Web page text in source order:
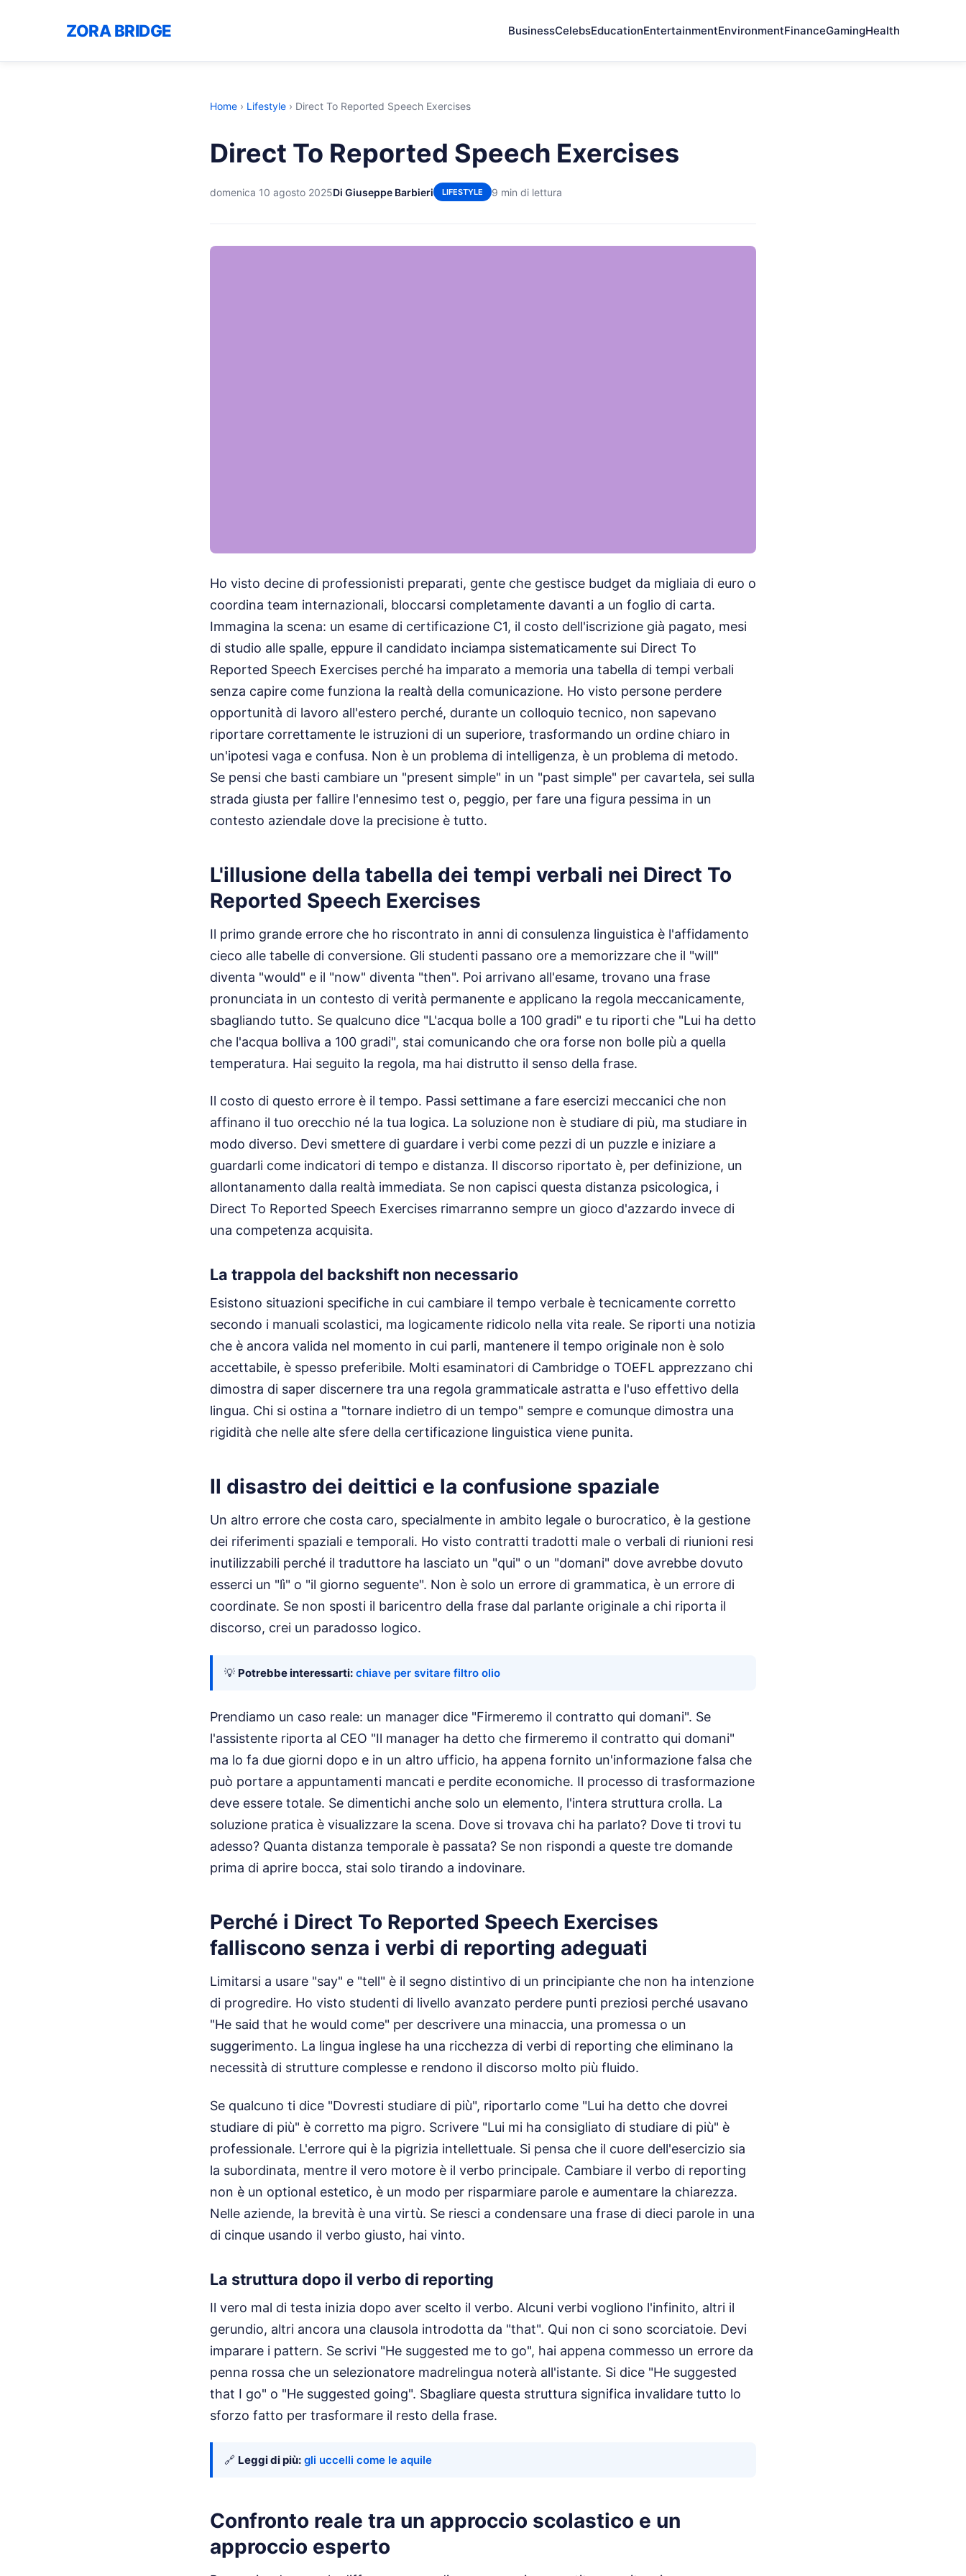
ZORA BRIDGE BusinessCelebsEducationEntertainmentEnvironmentFinanceGamingHealth
Home › Lifestyle › Direct To Reported Speech Exercises
Direct To Reported Speech Exercises
domenica 10 agosto 2025Di Giuseppe Barbieri LIFESTYLE 9 min di lettura
Ho visto decine di professionisti preparati, gente che gestisce budget da migliaia di euro o
coordina team internazionali, bloccarsi completamente davanti a un foglio di carta.
Immagina la scena: un esame di certificazione C1, il costo dell'iscrizione già pagato, mesi
di studio alle spalle, eppure il candidato inciampa sistematicamente sui Direct To
Reported Speech Exercises perché ha imparato a memoria una tabella di tempi verbali
senza capire come funziona la realtà della comunicazione. Ho visto persone perdere
opportunità di lavoro all'estero perché, durante un colloquio tecnico, non sapevano
riportare correttamente le istruzioni di un superiore, trasformando un ordine chiaro in
un'ipotesi vaga e confusa. Non è un problema di intelligenza, è un problema di metodo.
Se pensi che basti cambiare un "present simple" in un "past simple" per cavartela, sei sulla
strada giusta per fallire l'ennesimo test o, peggio, per fare una figura pessima in un
contesto aziendale dove la precisione è tutto.
L'illusione della tabella dei tempi verbali nei Direct To
Reported Speech Exercises
Il primo grande errore che ho riscontrato in anni di consulenza linguistica è l'affidamento
cieco alle tabelle di conversione. Gli studenti passano ore a memorizzare che il "will"
diventa "would" e il "now" diventa "then". Poi arrivano all'esame, trovano una frase
pronunciata in un contesto di verità permanente e applicano la regola meccanicamente,
sbagliando tutto. Se qualcuno dice "L'acqua bolle a 100 gradi" e tu riporti che "Lui ha detto
che l'acqua bolliva a 100 gradi", stai comunicando che ora forse non bolle più a quella
temperatura. Hai seguito la regola, ma hai distrutto il senso della frase.
Il costo di questo errore è il tempo. Passi settimane a fare esercizi meccanici che non
affinano il tuo orecchio né la tua logica. La soluzione non è studiare di più, ma studiare in
modo diverso. Devi smettere di guardare i verbi come pezzi di un puzzle e iniziare a
guardarli come indicatori di tempo e distanza. Il discorso riportato è, per definizione, un
allontanamento dalla realtà immediata. Se non capisci questa distanza psicologica, i
Direct To Reported Speech Exercises rimarranno sempre un gioco d'azzardo invece di
una competenza acquisita.
La trappola del backshift non necessario
Esistono situazioni specifiche in cui cambiare il tempo verbale è tecnicamente corretto
secondo i manuali scolastici, ma logicamente ridicolo nella vita reale. Se riporti una notizia
che è ancora valida nel momento in cui parli, mantenere il tempo originale non è solo
accettabile, è spesso preferibile. Molti esaminatori di Cambridge o TOEFL apprezzano chi
dimostra di saper discernere tra una regola grammaticale astratta e l'uso effettivo della
lingua. Chi si ostina a "tornare indietro di un tempo" sempre e comunque dimostra una
rigidità che nelle alte sfere della certificazione linguistica viene punita.
Il disastro dei deittici e la confusione spaziale
Un altro errore che costa caro, specialmente in ambito legale o burocratico, è la gestione
dei riferimenti spaziali e temporali. Ho visto contratti tradotti male o verbali di riunioni resi
inutilizzabili perché il traduttore ha lasciato un "qui" o un "domani" dove avrebbe dovuto
esserci un "lì" o "il giorno seguente". Non è solo un errore di grammatica, è un errore di
coordinate. Se non sposti il baricentro della frase dal parlante originale a chi riporta il
discorso, crei un paradosso logico.
💡 Potrebbe interessarti: chiave per svitare filtro olio
Prendiamo un caso reale: un manager dice "Firmeremo il contratto qui domani". Se
l'assistente riporta al CEO "Il manager ha detto che firmeremo il contratto qui domani"
ma lo fa due giorni dopo e in un altro ufficio, ha appena fornito un'informazione falsa che
può portare a appuntamenti mancati e perdite economiche. Il processo di trasformazione
deve essere totale. Se dimentichi anche solo un elemento, l'intera struttura crolla. La
soluzione pratica è visualizzare la scena. Dove si trovava chi ha parlato? Dove ti trovi tu
adesso? Quanta distanza temporale è passata? Se non rispondi a queste tre domande
prima di aprire bocca, stai solo tirando a indovinare.
Perché i Direct To Reported Speech Exercises
falliscono senza i verbi di reporting adeguati
Limitarsi a usare "say" e "tell" è il segno distintivo di un principiante che non ha intenzione
di progredire. Ho visto studenti di livello avanzato perdere punti preziosi perché usavano
"He said that he would come" per descrivere una minaccia, una promessa o un
suggerimento. La lingua inglese ha una ricchezza di verbi di reporting che eliminano la
necessità di strutture complesse e rendono il discorso molto più fluido.
Se qualcuno ti dice "Dovresti studiare di più", riportarlo come "Lui ha detto che dovrei
studiare di più" è corretto ma pigro. Scrivere "Lui mi ha consigliato di studiare di più" è
professionale. L'errore qui è la pigrizia intellettuale. Si pensa che il cuore dell'esercizio sia
la subordinata, mentre il vero motore è il verbo principale. Cambiare il verbo di reporting
non è un optional estetico, è un modo per risparmiare parole e aumentare la chiarezza.
Nelle aziende, la brevità è una virtù. Se riesci a condensare una frase di dieci parole in una
di cinque usando il verbo giusto, hai vinto.
La struttura dopo il verbo di reporting
Il vero mal di testa inizia dopo aver scelto il verbo. Alcuni verbi vogliono l'infinito, altri il
gerundio, altri ancora una clausola introdotta da "that". Qui non ci sono scorciatoie. Devi
imparare i pattern. Se scrivi "He suggested me to go", hai appena commesso un errore da
penna rossa che un selezionatore madrelingua noterà all'istante. Si dice "He suggested
that I go" o "He suggested going". Sbagliare questa struttura significa invalidare tutto lo
sforzo fatto per trasformare il resto della frase.
🔗 Leggi di più: gli uccelli come le aquile
Confronto reale tra un approccio scolastico e un
approccio esperto